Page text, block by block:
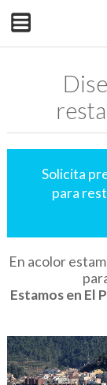
Solicita
para
En acolor
Estamos en El